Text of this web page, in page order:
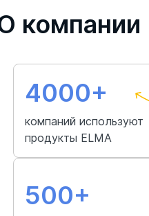
компании
4000+
компаний используют
продукты ELMA
500+